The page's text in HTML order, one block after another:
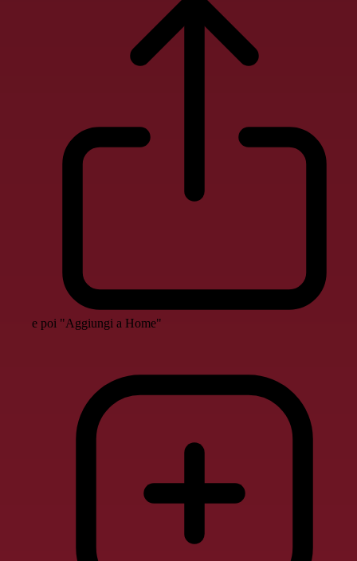
e poi "Aggiungi a Home"